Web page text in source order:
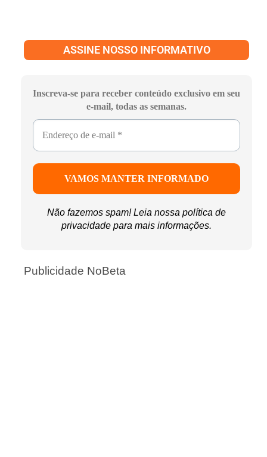
ASSINE NOSSO INFORMATIVO
Inscreva-se para receber conteúdo exclusivo em seu
e-mail, todas as semanas.
Não fazemos spam! Leia nossa política de
privacidade para mais informações.
Publicidade NoBeta